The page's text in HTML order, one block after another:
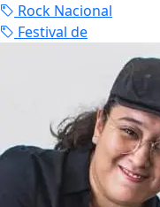
Rock Nacional
Festival de